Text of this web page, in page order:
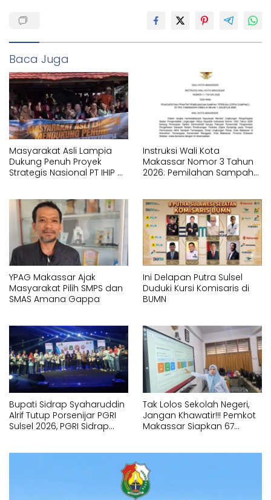
Baca Juga
Masyarakat Asli Lampia
Dukung Penuh Proyek
Strategis Nasional PT IHIP di
Instruksi Wali Kota
Makassar Nomor 3 Tahun
2026: Pemilahan Sampah
YPAG Makassar Ajak
Masyarakat Pilih SMPS dan
SMAS Amana Gappa
Ini Delapan Putra Sulsel
Duduki Kursi Komisaris di
BUMN
Bupati Sidrap Syaharuddin
Alrif Tutup Porsenijar PGRI
Sulsel 2026, PGRI Sidrap
Tak Lolos Sekolah Negeri,
Jangan Khawatir!!! Pemkot
Makassar Siapkan 67